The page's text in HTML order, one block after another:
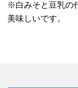
※白みそと豆乳の
美味しいです。